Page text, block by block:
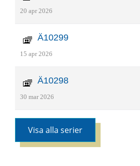
20 apr 2026
Ä10299
15 apr 2026
Ä10298
30 mar 2026
Visa alla serier